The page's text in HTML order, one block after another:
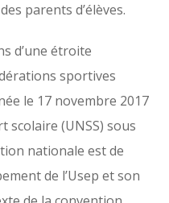
parents d’élèves.
d’une étroite
sportives
le 17 novembre 2017
scolaire (UNSS) sous
nationale est de
de l’Usep et son